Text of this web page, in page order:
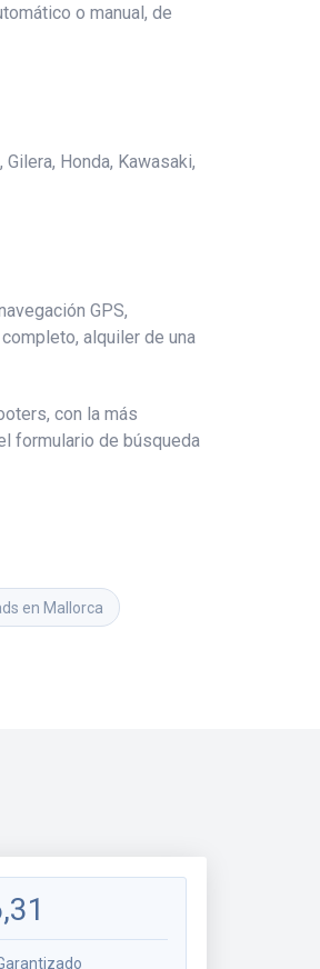
o manual, de
Honda, Kawasaki,
GPS,
alquiler de una
con la más
formulario de búsqueda
en Mallorca